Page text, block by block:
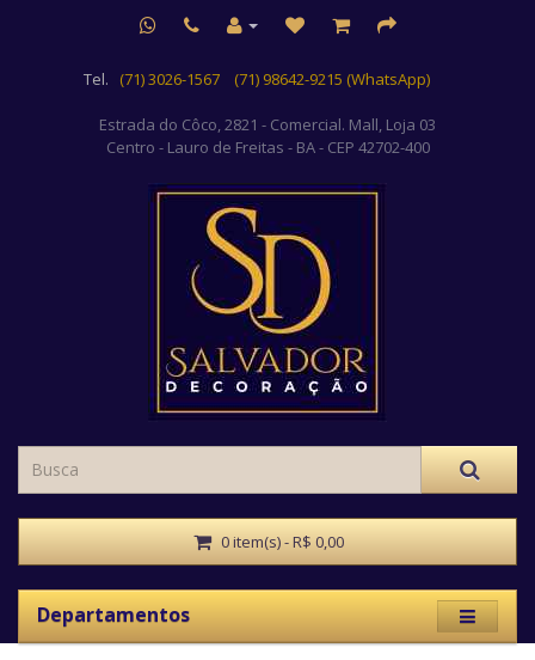
Tel. (71) 3026-1567 (71) 98642-9215 (WhatsApp)
Estrada do Côco, 2821 - Comercial. Mall, Loja 03
Centro - Lauro de Freitas - BA - CEP 42702-400
0 item(s) - R$ 0,00
Departamentos